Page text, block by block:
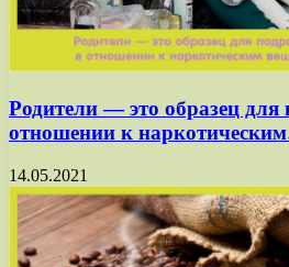
Родители — это образец для
отношении к
14.05.2021